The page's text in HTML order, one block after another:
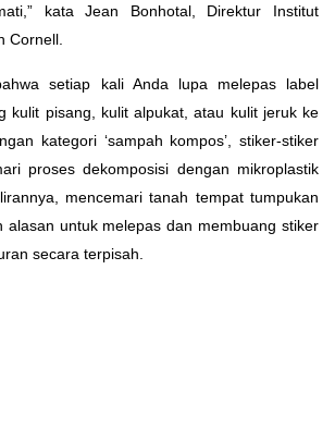
kata Jean Bonhotal, Direktur Institut
Cornell.
setiap kali Anda lupa melepas label
kulit pisang, kulit alpukat, atau kulit jeruk ke
kategori ‘sampah kompos’, stiker-stiker
proses dekomposisi dengan mikroplastik
mencemari tanah tempat tumpukan
alasan untuk melepas dan membuang stiker
secara terpisah.